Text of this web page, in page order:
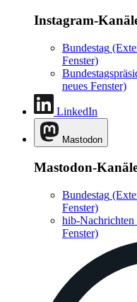
Instagram-
Bundestag
Fenster)
neues Fenster)
LinkedIn
Mastodon
Mastodon-
Bundestag
Fenster)
hib-Nachrichten
Fenster)